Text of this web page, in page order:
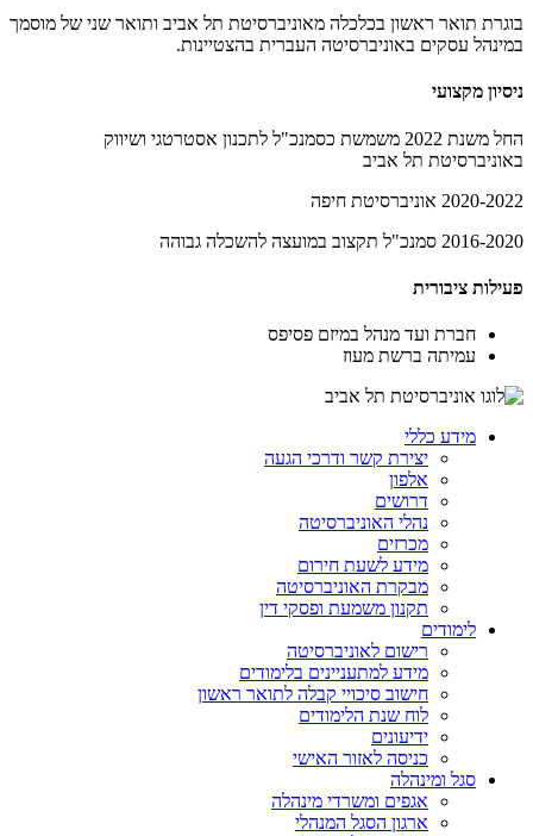
בוגרת תואר ראשון בכלכלה מאוניברסיטת תל אביב ותואר שני של מוסמך
במינהל עסקים באוניברסיטה העברית בהצטיינות.
ניסיון מקצועי
החל משנת 2022 משמשת כסמנכ"ל לתכנון אסטרטגי ושיווק
באוניברסיטת תל אביב
2020-2022 אוניברסיטת חיפה
2016-2020 סמנכ"ל תקצוב במועצה להשכלה גבוהה
פעילות ציבורית
חברת ועד מנהל במיזם פסיפס
עמיתה ברשת מעוז
מידע כללי
יצירת קשר ודרכי הגעה
אלפון
דרושים
נהלי האוניברסיטה
מכרזים
מידע לשעת חירום
מבקרת האוניברסיטה
תקנון משמעת ופסקי דין
לימודים
רישום לאוניברסיטה
מידע למתעניינים בלימודים
חישוב סיכויי קבלה לתואר ראשון
לוח שנת הלימודים
ידיעונים
כניסה לאזור האישי
סגל ומינהלה
אגפים ומשרדי מינהלה
ארגון הסגל המנהלי